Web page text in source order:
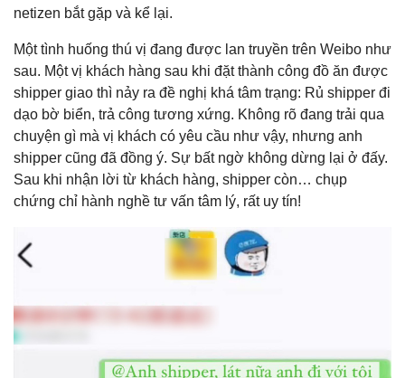
netizen bắt gặp và kể lại.
Một tình huống thú vị đang được lan truyền trên Weibo như
sau. Một vị khách hàng sau khi đặt thành công đồ ăn được
shipper giao thì nảy ra đề nghị khá tâm trạng: Rủ shipper đi
dạo bờ biển, trả công tương xứng. Không rõ đang trải qua
chuyện gì mà vị khách có yêu cầu như vậy, nhưng anh
shipper cũng đã đồng ý. Sự bất ngờ không dừng lại ở đấy.
Sau khi nhận lời từ khách hàng, shipper còn… chụp
chứng chỉ hành nghề tư vấn tâm lý, rất uy tín!